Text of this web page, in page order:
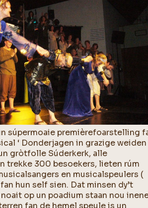
súpermoaie premièrefoarstelling
‘ Donderjagen in grazige weiden
gròtfolle Súderkerk, alle
trekke 300 besoekers, lieten rúm
en musicalspeulers (
hun self sien. Dat minsen dy’t
op un poadium staan nou
fan de hemel speule is un